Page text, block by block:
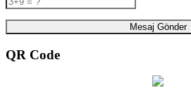
Mesaj Gönder
QR Code